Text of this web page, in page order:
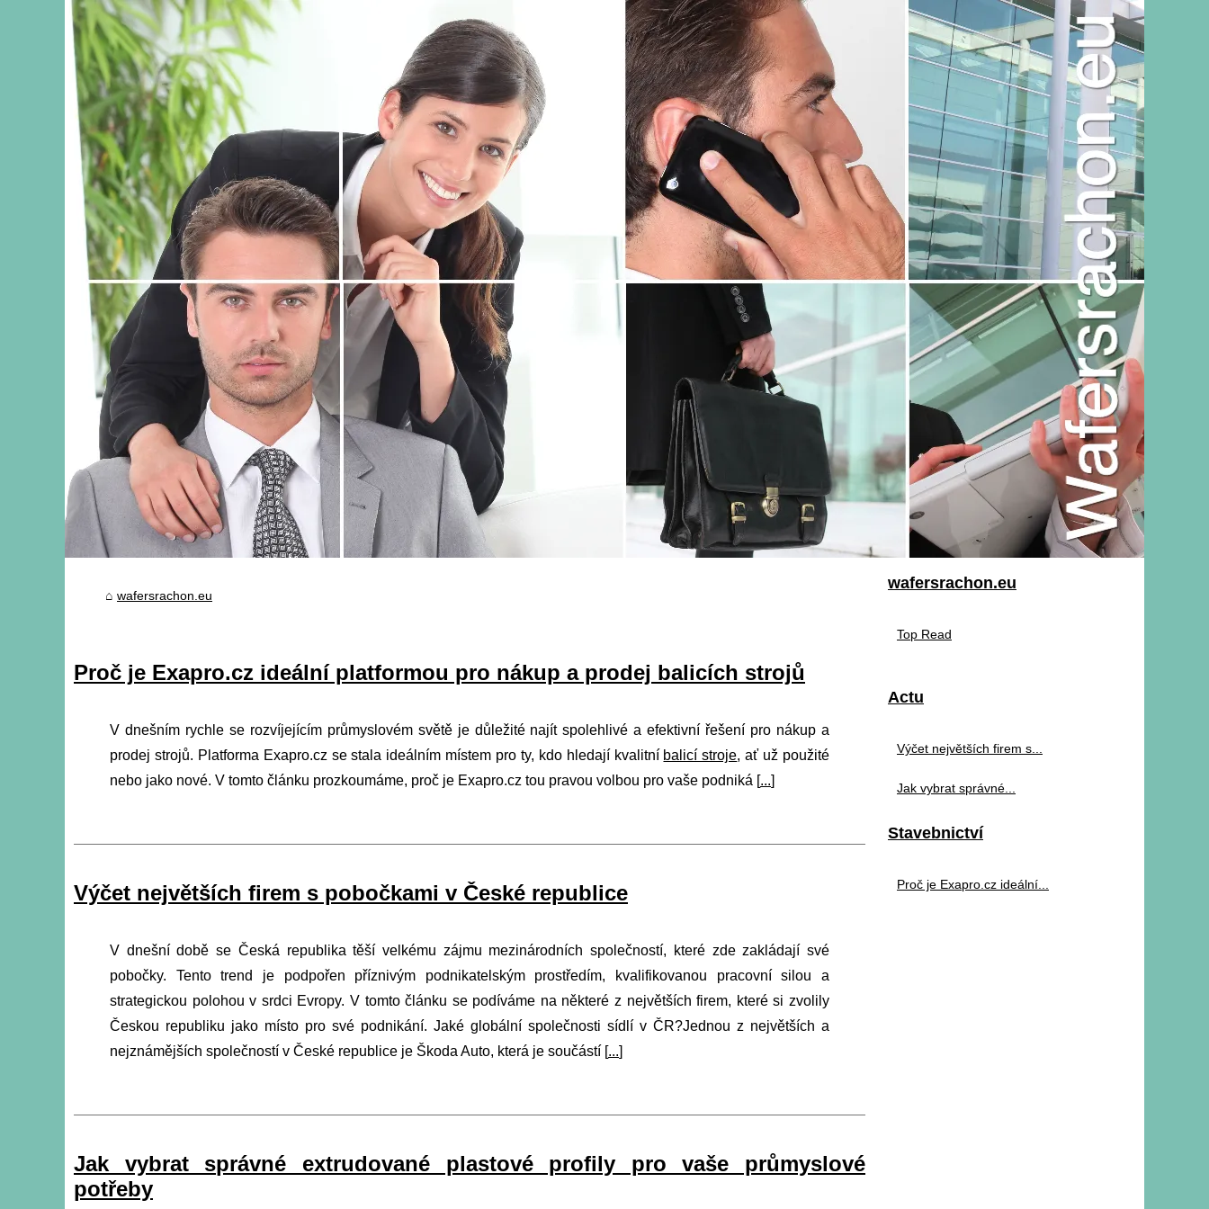
wafersrachon.eu
Proč je Exapro.cz ideální platformou pro nákup a prodej balicích strojů
V dnešním rychle se rozvíjejícím průmyslovém světě je důležité najít spolehlivé a efektivní řešení pro nákup a
prodej strojů. Platforma Exapro.cz se stala ideálním místem pro ty, kdo hledají kvalitní balicí stroje, ať už použité
nebo jako nové. V tomto článku prozkoumáme, proč je Exapro.cz tou pravou volbou pro vaše podniká [...]
Výčet největších firem s pobočkami v České republice
V dnešní době se Česká republika těší velkému zájmu mezinárodních společností, které zde zakládají své
pobočky. Tento trend je podpořen příznivým podnikatelským prostředím, kvalifikovanou pracovní silou a
strategickou polohou v srdci Evropy. V tomto článku se podíváme na některé z největších firem, které si zvolily
Českou republiku jako místo pro své podnikání. Jaké globální společnosti sídlí v ČR?Jednou z největších a
nejznámějších společností v České republice je Škoda Auto, která je součástí [...]
Jak vybrat správné extrudované plastové profily pro vaše průmyslové
potřeby
wafersrachon.eu
Top Read
Actu
Výčet největších firem s...
Jak vybrat správné...
Stavebnictví
Proč je Exapro.cz ideální...